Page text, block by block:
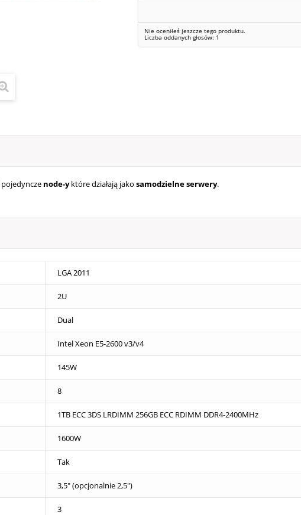
Nie oceniłeś jeszcze tego produktu.
Liczba oddanych głosów: 1
pojedyncze node-yktóre działają jako samodzielne serwery.
LGA 2011
2U
Dual
Intel Xeon E5-2600 v3/v4
145W
8
1TB ECC 3DS LRDIMM 256GB ECC RDIMM DDR4-2400MHz
1600W
Tak
3,5" (opcjonalnie 2,5")
3